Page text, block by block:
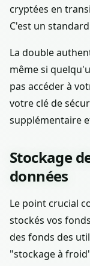
cryptées en
C'est un
La double
même si
pas accéder à
votre clé de
supplémentaire
Stockage
données
Le point crucial
stockés vos
des fonds des
"stockage à